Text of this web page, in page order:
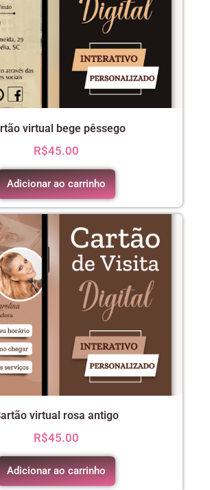
virtual bege pêssego
R$45.00
Adicionar ao carrinho
virtual rosa antigo
R$45.00
Adicionar ao carrinho